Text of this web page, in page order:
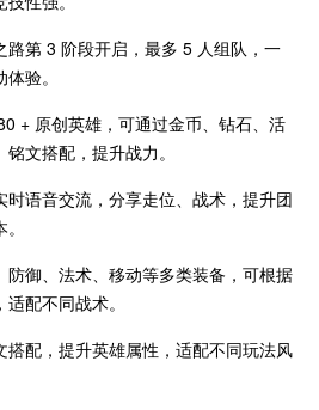
路第 3 阶段开启，最多 5 人组队，一
验。
+ 原创英雄，可通过金币、钻石、活
文搭配，提升战力。
时语音交流，分享走位、战术，提升团
防御、法术、移动等多类装备，可根据
配不同战术。
搭配，提升英雄属性，适配不同玩法风